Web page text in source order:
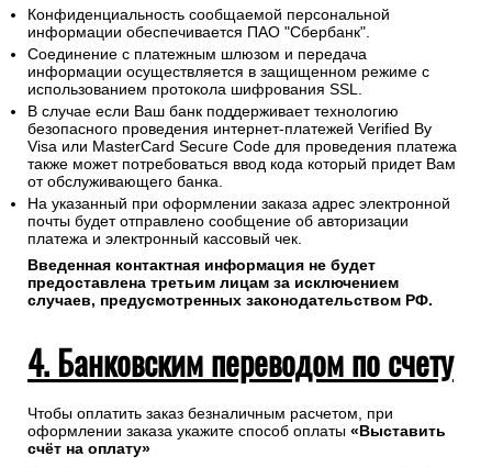
Конфиденциальность сообщаемой персональной
информации обеспечивается ПАО "Сбербанк".
Соединение с платежным шлюзом и передача
информации осуществляется в защищенном режиме с
использованием протокола шифрования SSL.
В случае если Ваш банк поддерживает технологию
безопасного проведения интернет-платежей Verified By
Visa или MasterCard Secure Code для проведения платежа
также может потребоваться ввод кода который придет Вам
от обслуживающего банка.
На указанный при оформлении заказа адрес электронной
почты будет отправлено сообщение об авторизации
платежа и электронный кассовый чек.
Введенная контактная информация не будет
предоставлена третьим лицам за исключением
случаев, предусмотренных законодательством РФ.
4. Банковским переводом по счету
Чтобы оплатить заказ безналичным расчетом, при
оформлении заказа укажите способ оплаты «Выставить
счёт на оплату»